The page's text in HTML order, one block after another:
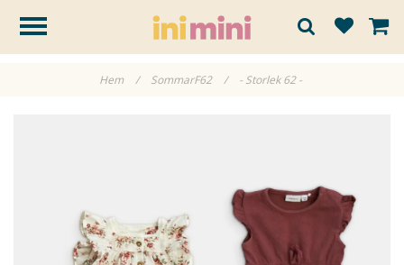
Hem / SommarF62 / - Storlek 62 -